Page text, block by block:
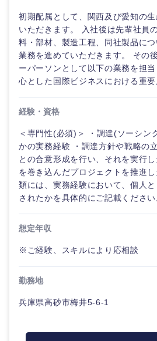
中国・四国地方
初期配属として、関西及び愛知の
いただきます。 入社後は先輩社員
料・部材、製造工程、同社製品に
業務を進めていただきます。 その
ーパーソンとして以下の業務を担
心とした国際ビジネスにおける重要
経験・資格
＜専門性(必須)＞ ・調達(ソーシン
かの実務経験 ・調達方針や戦略の
との合意形成を行い、それを実行
を巻き込んだプロジェクトを推進
類には、実務経験において、個人
されたかを具体的にご記載ください
想定年収
※ご経験、スキルにより応相談
勤務地
兵庫県高砂市梅井5-6-1